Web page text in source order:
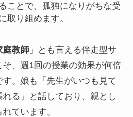
ことで、孤独になりがちな受
取り組めます。
庭教師」とも言える伴走型サ
、週1回の授業の効果が何倍
。娘も「先生がいつも見て
れる」と話しており、親とし
ています。